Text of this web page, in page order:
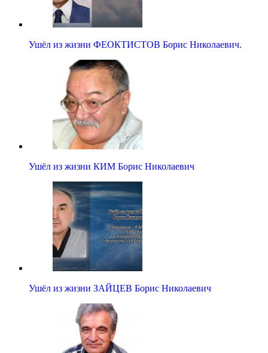
Ушёл из жизни ФЕОКТИСТОВ Борис Николаевич.
Ушёл из жизни КИМ Борис Николаевич
Ушёл из жизни ЗАЙЦЕВ Борис Николаевич